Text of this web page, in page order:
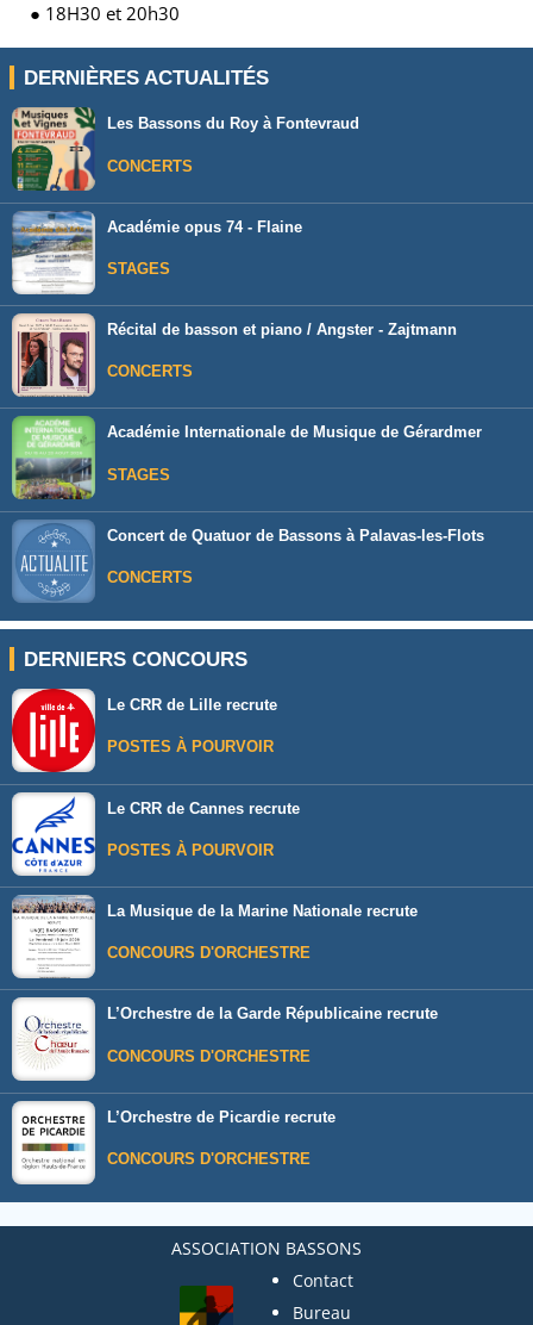
● 18H30 et 20h30
DERNIÈRES ACTUALITÉS
Les Bassons du Roy à Fontevraud
CONCERTS
Académie opus 74 - Flaine
STAGES
Récital de basson et piano / Angster - Zajtmann
CONCERTS
Académie Internationale de Musique de Gérardmer
STAGES
Concert de Quatuor de Bassons à Palavas-les-Flots
CONCERTS
DERNIERS CONCOURS
Le CRR de Lille recrute
POSTES À POURVOIR
Le CRR de Cannes recrute
POSTES À POURVOIR
La Musique de la Marine Nationale recrute
CONCOURS D'ORCHESTRE
L’Orchestre de la Garde Républicaine recrute
CONCOURS D'ORCHESTRE
L’Orchestre de Picardie recrute
CONCOURS D'ORCHESTRE
ASSOCIATION BASSONS
Contact
Bureau